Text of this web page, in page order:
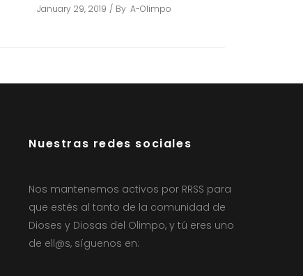
January 29, 2019 By A-Olimpo
Nuestras redes sociales
Nos mantenemos activos por RRSS para
que estés al tanto de la comunidad de
Dioses y Diosas del Olimpo, y tú eres uno
de ell@s, síguenos en: